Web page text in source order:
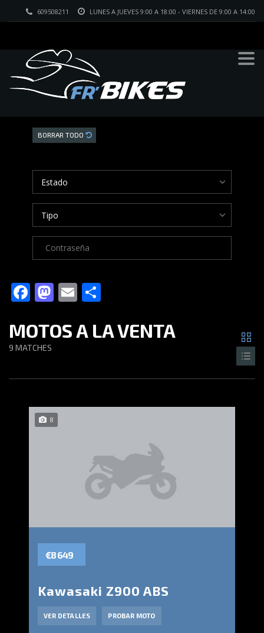
LUNES A JUEVES 9:00 A 18:00 - VIERNES DE 9:00 A 14:00
609508211
Buscar
BORRAR TODO
Estado
Tipo
Facebook
Mastodon
Email
MOTOS A LA VENTA
9 MATCHES
8
€8 649
Kawasaki Z900 ABS
VER DETALLES PROBAR MOTO